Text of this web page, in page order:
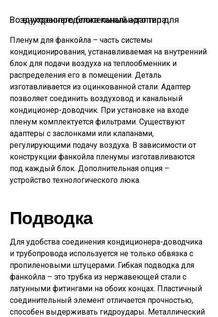
Воздухораспределительный адаптер для внутреннего блока канального типа
Пленум для фанкойла – часть системы
кондиционирования, устанавливаемая на внутренний
блок для подачи воздуха на теплообменник и
распределения его в помещении. Деталь
изготавливается из оцинкованной стали. Адаптер
позволяет соединить воздуховод и канальный
кондиционер-доводчик. При установке на входе
пленум комплектуется фильтрами. Существуют
адаптеры с заслонками или клапанами,
регулирующими подачу воздуха. В зависимости от
конструкции фанкойла пленумы изготавливаются
под каждый блок. Дополнительная опция –
устройство технологического люка.
Подводка
Для удобства соединения кондиционера-доводчика
и трубопровода используется не только обвязка с
пропиленовыми штуцерами. Гибкая подводка для
фанкойла – это трубка из нержавеющей стали с
латунными фитингами на обоих концах. Пластичный
соединительный элемент отличается прочностью,
способен выдерживать гидроудары. Металлический